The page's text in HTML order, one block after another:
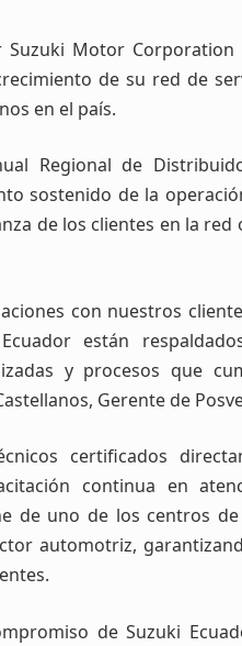
Motor
de su red de
en el país.
Regional de
sostenido de la
de los clientes en la red
con nuestros
están
y procesos que
Gerente de
certificados
continua en
de uno de los centros
automotriz,
de Suzuki